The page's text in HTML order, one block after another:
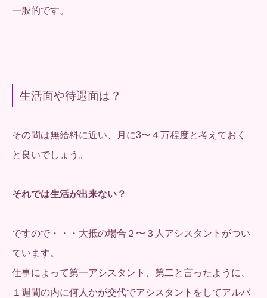
一般的です。
生活面や待遇面は？
その間は無給料に近い、月に3〜４万程度と考えておく
と良いでしょう。
それでは生活が出来ない？
ですので・・・大抵の場合２〜３人アシスタントがつい
ています。
仕事によって第一アシスタント、第二と言ったように、
１週間の内に何人かが交代でアシスタントをしてアルバ